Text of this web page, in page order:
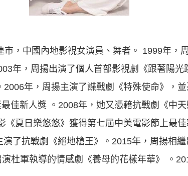
，中國內地影視女演員、舞者。 1999年，
年，周揚出演了個人首部影視劇《跟著陽
年，周揚主演了諜戰劇《特殊使命》，
佳新人獎 。2008年，她又憑藉抗戰劇《中
《夏日樂悠悠》獲得第七屆中美電影節上最
了抗戰劇《絕地槍王》。2015年，周揚相繼
杜軍執導的情感劇《養母的花樣年華》 。